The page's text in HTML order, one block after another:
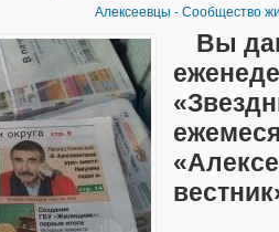
Алексеевцы - Сообщество
Вы